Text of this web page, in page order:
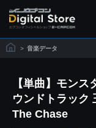
> 音楽データ
【単曲】モン
ウンドトラック
The Chase